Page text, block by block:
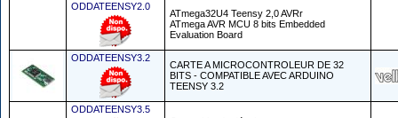
ODDATEENSY2.0
ATmega32U4 Teensy 2,0 AVRr
ATmega AVR MCU 8 bits Embedded
Evaluation Board
ODDATEENSY3.2
CARTE A MICROCONTROLEUR DE 32
BITS - COMPATIBLE AVEC ARDUINO
TEENSY 3.2
ODDATEENSY3.5